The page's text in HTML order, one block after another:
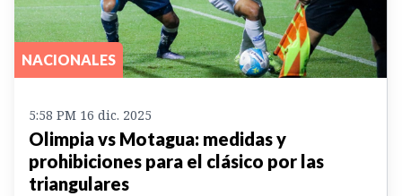
NACIONALES
5:58 PM 16 dic. 2025
Olimpia vs Motagua: medidas y
prohibiciones para el clásico por las
triangulares